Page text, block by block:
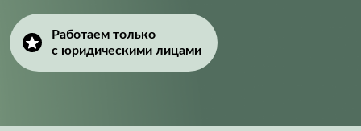
Работаем только
с юридическими лицами